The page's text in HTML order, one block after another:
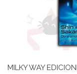
MILKY WAY